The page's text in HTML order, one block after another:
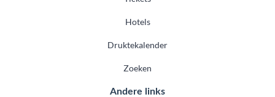
Hotels
Druktekalender
Zoeken
Andere links